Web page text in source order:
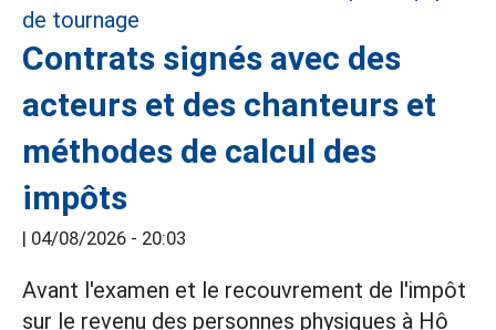
Contrats signés avec des
acteurs et des chanteurs et
méthodes de calcul des
impôts
| 04/08/2026 - 20:03
Avant l'examen et le recouvrement de l'impôt
sur le revenu des personnes physiques à Hô